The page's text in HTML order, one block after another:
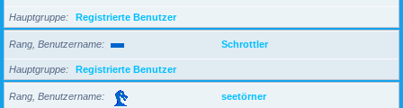
Hauptgruppe Registrierte Benutzer
Rang, Benutzername Schrottler
Hauptgruppe Registrierte Benutzer
Rang, Benutzername seetörner